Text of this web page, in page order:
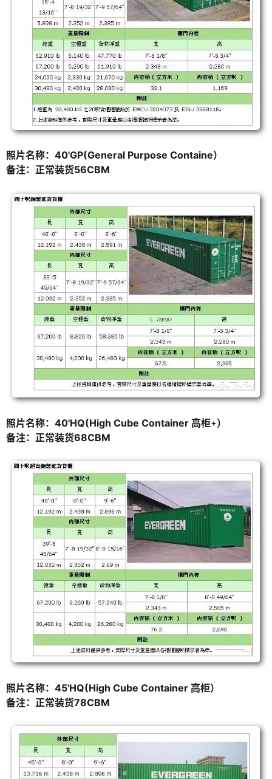
照片名称：40'GP(General Purpose Containe）
备注：正常装货56CBM
照片名称：40'HQ(High Cube Container 高柜 ）
备注：正常装货68CBM
照片名称：45'HQ(High Cube Container 高柜）
备注：正常装货78CBM